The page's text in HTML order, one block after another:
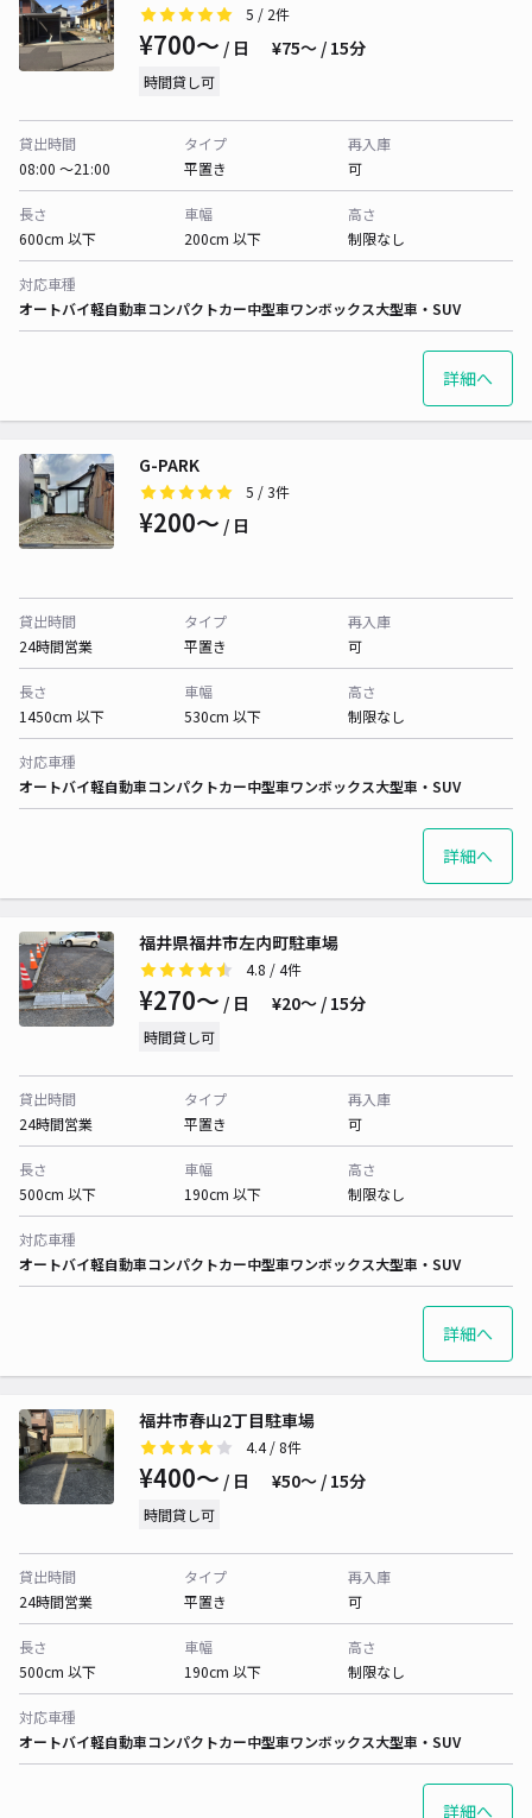
5 / 2件
¥700〜 / 日 ¥75〜 / 15分
時間貸し可
貸出時間
08:00 〜21:00
タイプ
平置き
再入庫
可
長さ
600cm 以下
車幅
200cm 以下
高さ
制限なし
対応車種
オートバイ軽自動車コンパクトカー中型車ワンボックス大型車・SUV
詳細へ
G-PARK
5 / 3件
¥200〜 / 日
貸出時間
24時間営業
タイプ
平置き
再入庫
可
長さ
1450cm 以下
車幅
530cm 以下
高さ
制限なし
対応車種
オートバイ軽自動車コンパクトカー中型車ワンボックス大型車・SUV
詳細へ
福井県福井市左内町駐車場
4.8 / 4件
¥270〜 / 日 ¥20〜 / 15分
時間貸し可
貸出時間
24時間営業
タイプ
平置き
再入庫
可
長さ
500cm 以下
車幅
190cm 以下
高さ
制限なし
対応車種
オートバイ軽自動車コンパクトカー中型車ワンボックス大型車・SUV
詳細へ
福井市春山2丁目駐車場
4.4/ 8件
¥400〜 / 日 ¥50〜 / 15分
時間貸し可
貸出時間
24時間営業
タイプ
平置き
再入庫
可
長さ
500cm 以下
車幅
190cm 以下
高さ
制限なし
対応車種
オートバイ軽自動車コンパクトカー中型車ワンボックス大型車・SUV
詳細へ